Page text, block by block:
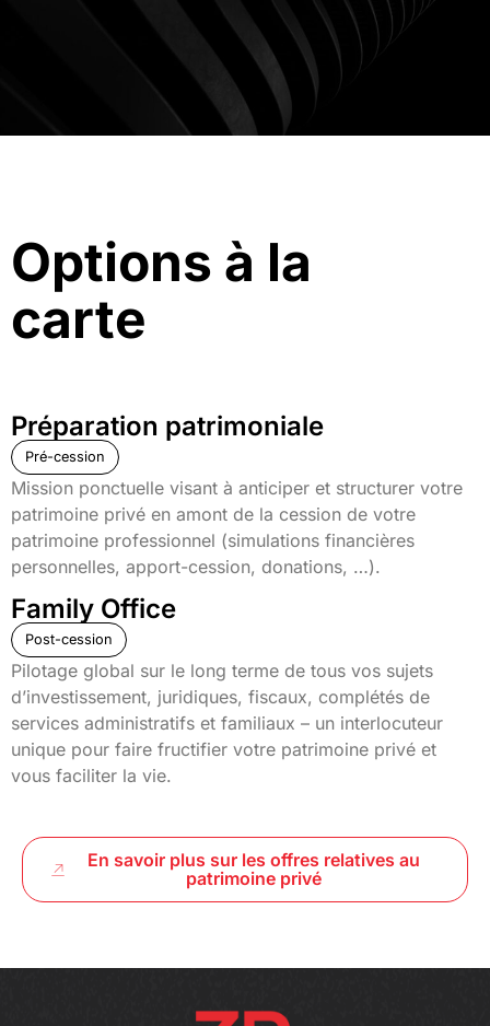
Options à la
carte
Préparation patrimoniale
Pré-cession
Mission ponctuelle visant à anticiper et structurer votre
patrimoine privé en amont de la cession de votre
patrimoine professionnel (simulations financières
personnelles, apport-cession, donations, …).
Family Office
Post-cession
Pilotage global sur le long terme de tous vos sujets
d’investissement, juridiques, fiscaux, complétés de
services administratifs et familiaux – un interlocuteur
unique pour faire fructifier votre patrimoine privé et
vous faciliter la vie.
En savoir plus sur les offres relatives au
patrimoine privé